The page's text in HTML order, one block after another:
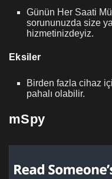
Günün Her Saati
sorununuzda size
hizmetinizdeyiz.
Eksiler
Birden fazla cihaz
pahalı olabilir.
mSpy